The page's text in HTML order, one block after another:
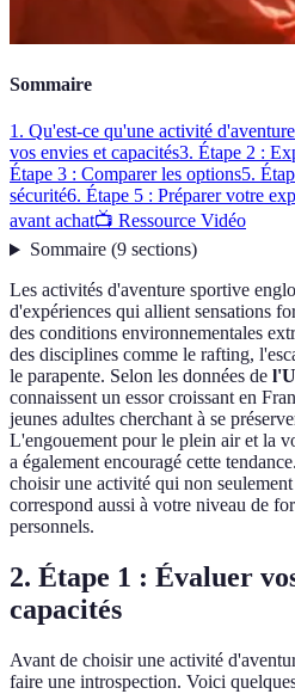
Sommaire
1. Qu'est-ce qu'une activité
vos envies et capacités3. Étape 2 :
Étape 3 : Comparer les options5.
sécurité6. Étape 5 : Préparer votre
avant achat📺 Ressource Vidéo
Sommaire(9 sections)
Les activités d'aventure sportive
d'expériences qui allient sensations
des conditions environnementales
des disciplines comme le rafting,
le parapente. Selon les données de
connaissent un essor croissant en
jeunes adultes cherchant à se
L'engouement pour le plein air et la
a également encouragé cette
choisir une activité qui non
correspond aussi à votre niveau de
personnels.
2. Étape 1 : Évaluer
capacités
Avant de choisir une activité
faire une introspection. Voici